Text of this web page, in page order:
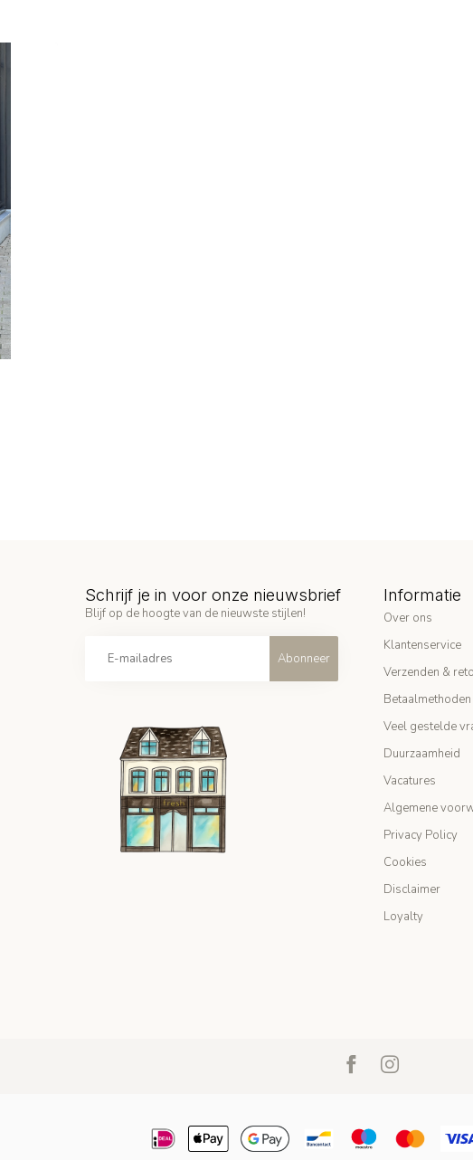
Schrijf je in voor onze nieuwsbrief
Blijf op de hoogte van de nieuwste stijlen!
Abonneer
Informatie
Over ons
Klantenservice
Verzenden &
Betaalmethoden
Veel gestelde
Duurzaamheid
Vacatures
Algemene
Privacy Policy
Cookies
Disclaimer
Loyalty